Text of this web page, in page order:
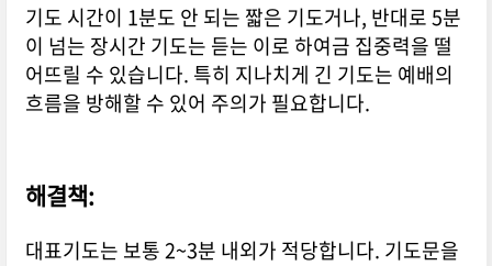
기도 시간이 1분도 안 되는 짧은 기도거나, 반대로 5분
이 넘는 장시간 기도는 듣는 이로 하여금 집중력을 떨
어뜨릴 수 있습니다. 특히 지나치게 긴 기도는 예배의
흐름을 방해할 수 있어 주의가 필요합니다.
해결책:
대표기도는 보통 2~3분 내외가 적당합니다. 기도문을